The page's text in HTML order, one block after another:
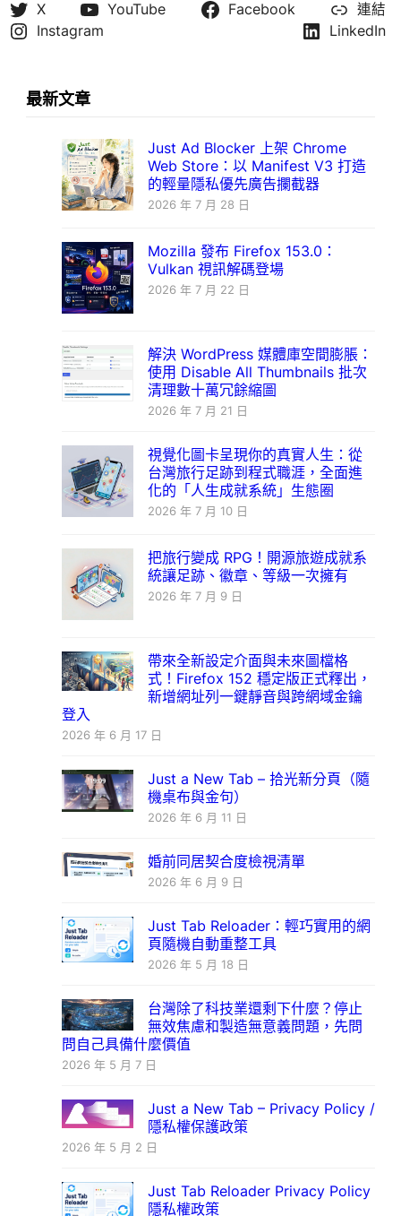
X YouTube Facebook
連結
Instagram
LinkedIn
最新文章
Just Ad Blocker 上架 Chrome
Web Store：以 Manifest V3 打造
的輕量隱私優先廣告攔截器
2026 年 7 月 28 日
Mozilla 發布 Firefox 153.0：
Vulkan 視訊解碼登場
2026 年 7 月 22 日
解決 WordPress 媒體庫空間膨脹：
使用 Disable All Thumbnails 批次
清理數十萬冗餘縮圖
2026 年 7 月 21 日
視覺化圖卡呈現你的真實人生：從
台灣旅行足跡到程式職涯，全面進
化的「人生成就系統」生態圈
2026 年 7 月 10 日
把旅行變成 RPG！開源旅遊成就系
統讓足跡、徽章、等級一次擁有
2026 年 7 月 9 日
帶來全新設定介面與未來圖檔格
式！Firefox 152 穩定版正式釋出，
新增網址列一鍵靜音與跨網域金鑰
登入
2026 年 6 月 17 日
Just a New Tab – 拾光新分頁（隨
機桌布與金句）
2026 年 6 月 11 日
婚前同居契合度檢視清單
2026 年 6 月 9 日
Just Tab Reloader：輕巧實用的網
頁隨機自動重整工具
2026 年 5 月 18 日
台灣除了科技業還剩下什麼？停止
無效焦慮和製造無意義問題，先問
問自己具備什麼價值
2026 年 5 月 7 日
Just a New Tab – Privacy Policy /
隱私權保護政策
2026 年 5 月 2 日
Just Tab Reloader Privacy Policy
隱私權政策